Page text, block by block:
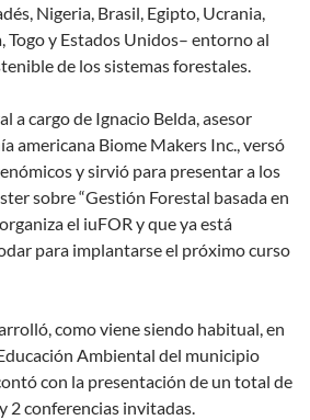
Nigeria, Brasil, Egipto, Ucrania,
Togo y Estados Unidos– entorno al
de los sistemas forestales.
a cargo de Ignacio Belda, asesor
americana Biome Makers Inc., versó
y sirvió para presentar a los
sobre “Gestión Forestal basada en
el iuFOR y que ya está
para implantarse el próximo curso
como viene siendo habitual, en
Ambiental del municipio
con la presentación de un total de
2 conferencias invitadas.